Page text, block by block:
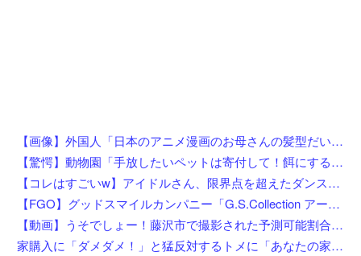
【画像】外国人「日本のアニメ漫画のお母さんの髪型だいたいこれだよなwwwwwwwww」←コレは分かるw w w w w w w w
【驚愕】動物園「手放したいペットは寄付して！餌にするから！」←これってどうなん？w w w w w w w w w w
【コレはすごいw】アイドルさん、限界点を超えたダンスを披露した結果w w w w w w w w
【FGO】グッドスマイルカンパニー「G.S.Collection アーチャー/バーヴァン・シー 英霊祝装Ver.」【フィギュア化決定】
【動画】うそでしょー！藤沢市で撮影された予測可能割合が気になる事故のドラレコ。
家購入に「ダメダメ！」と猛反対するトメに「あなたの家じゃありません」と言い放った結果→激怒したトメが自ら〇〇を口にして最高の展開へｗｗｗｗｗｗ